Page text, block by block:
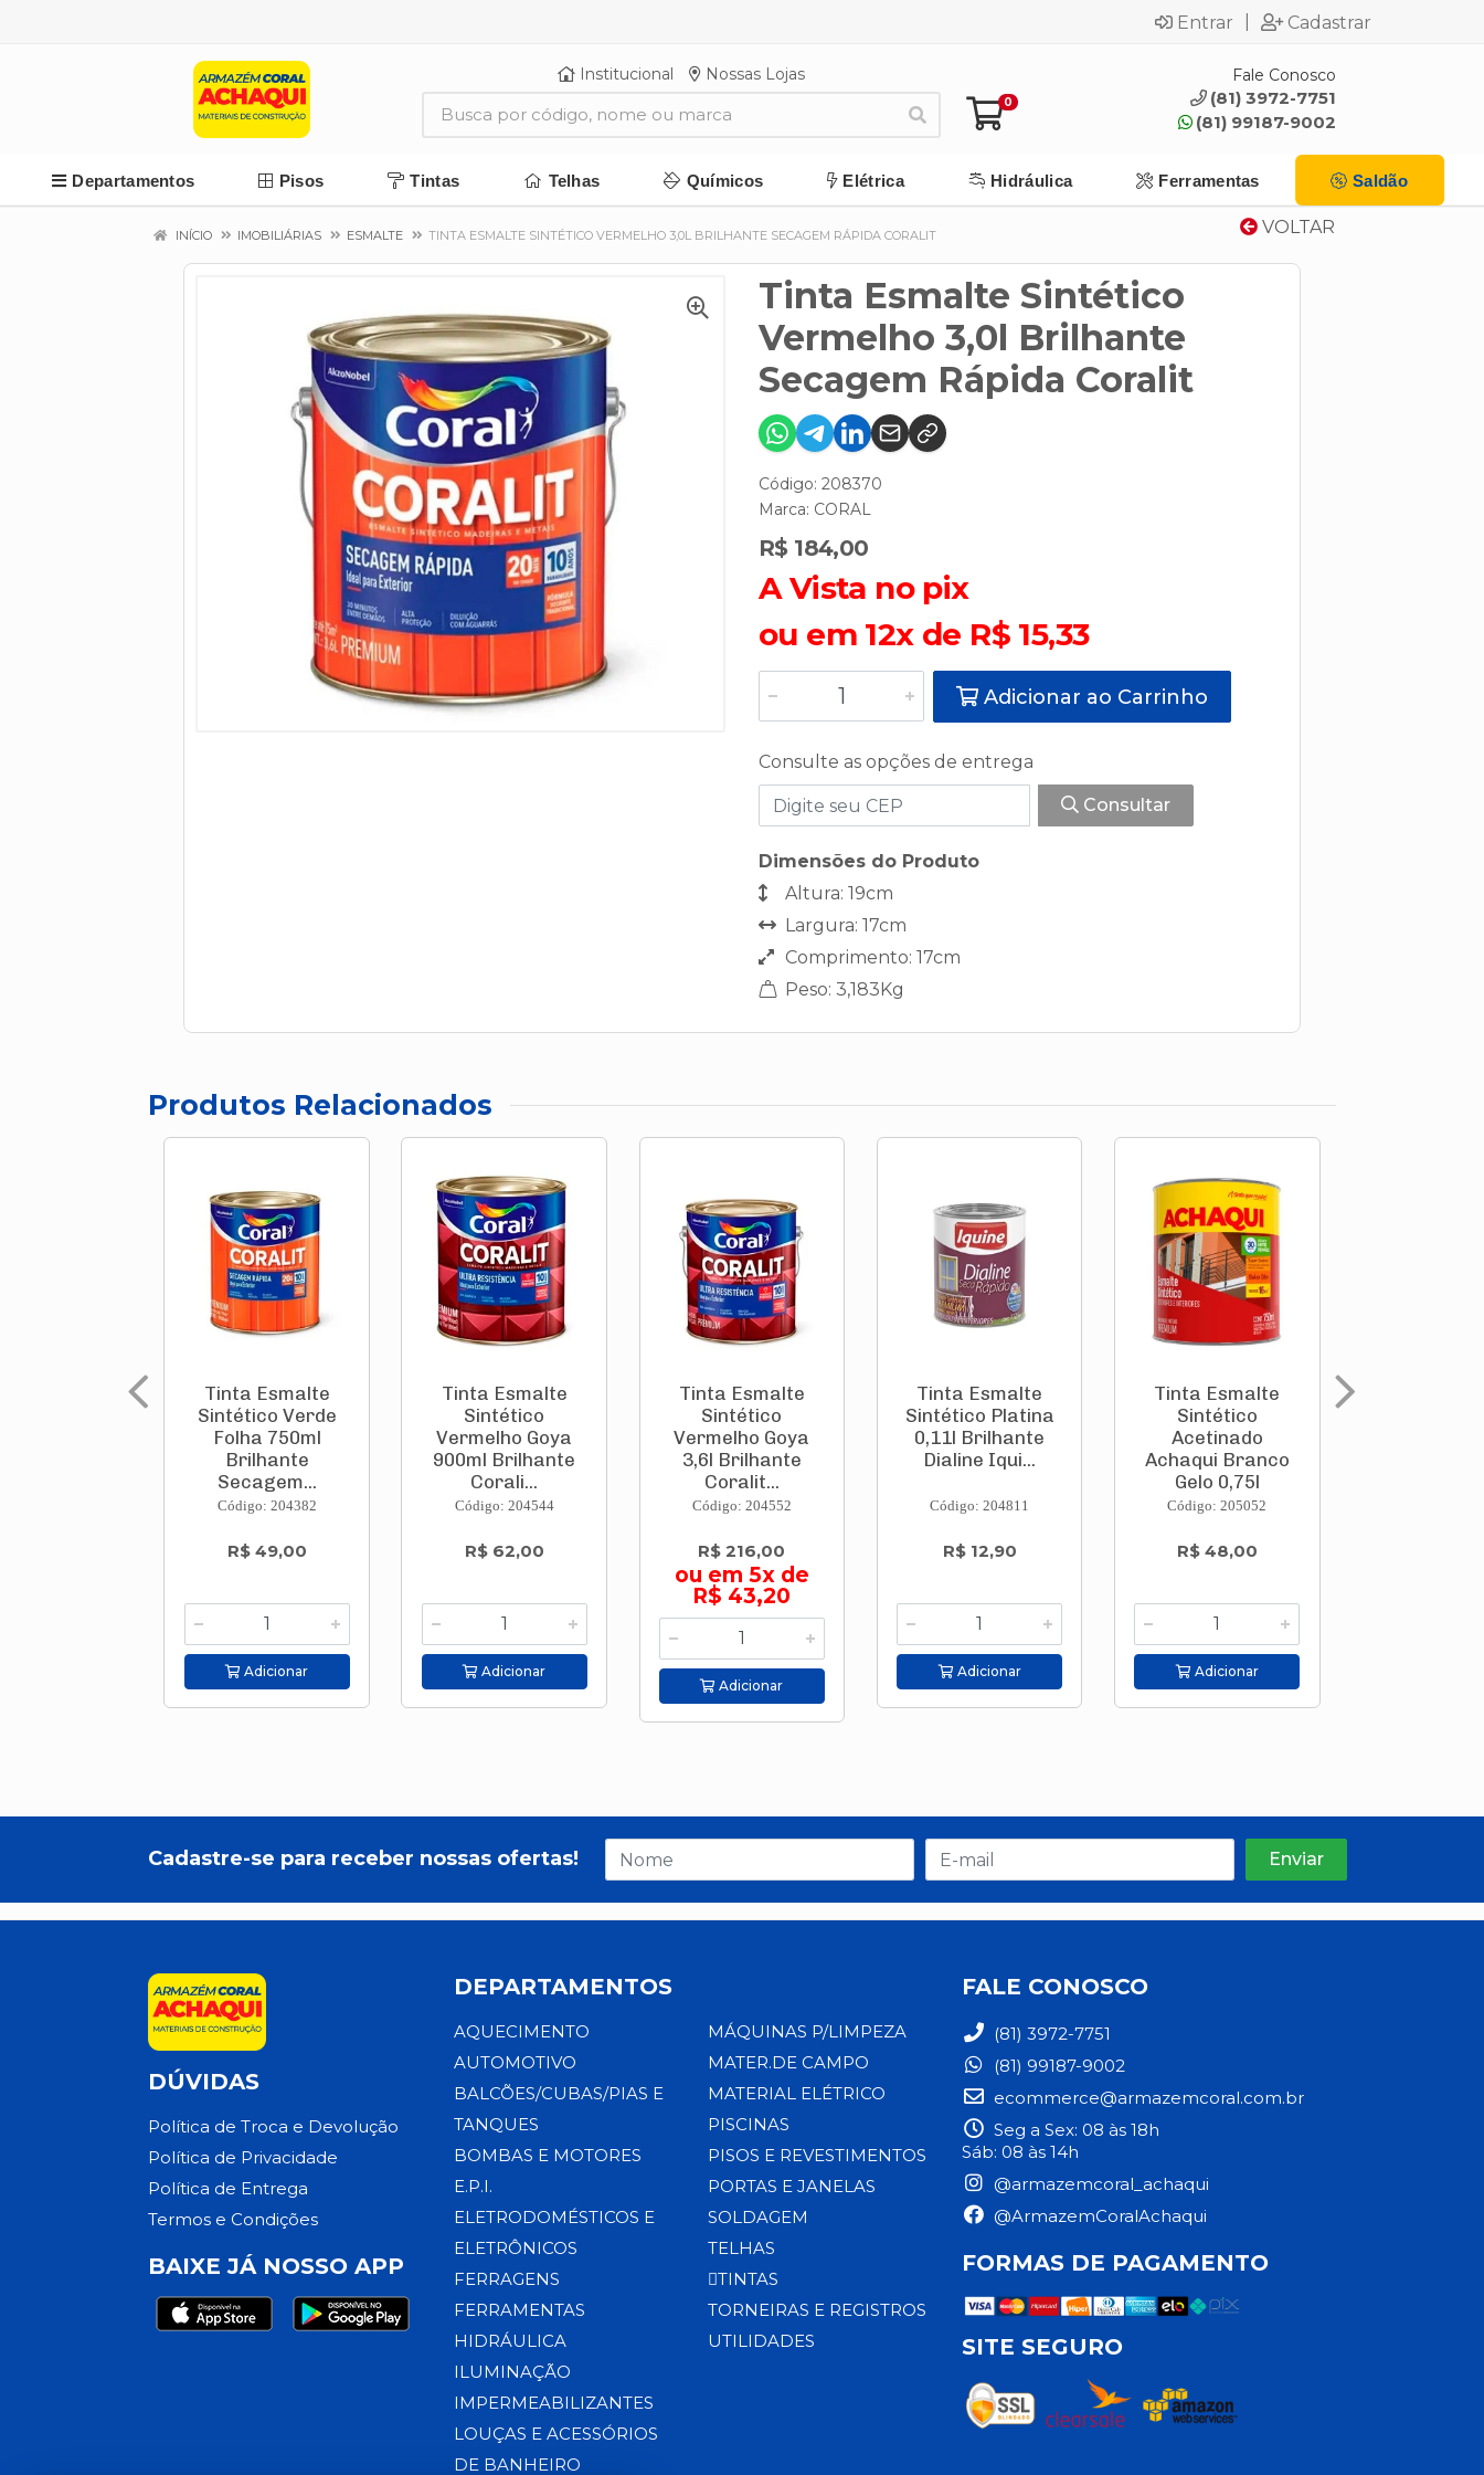
Entrar Cadastrar
Institucional Nossas Lojas
0
Fale Conosco
(81) 3972-7751
(81) 99187-9002
Departamentos Pisos Tintas Telhas Químicos Elétrica Hidráulica Ferramentas Saldão
VOLTAR
INÍCIO IMOBILIÁRIAS ESMALTE TINTA ESMALTE SINTÉTICO VERMELHO 3,0L BRILHANTE SECAGEM RÁPIDA CORALIT
Tinta Esmalte Sintético
Vermelho 3,0l Brilhante
Secagem Rápida Coralit
Código: 208370
Marca: CORAL
R$ 184,00
A Vista no pix
ou em 12x de R$ 15,33
Adicionar ao Carrinho
Consulte as opções de entrega
Consultar
Dimensões do Produto
Altura: 19cm
Largura: 17cm
Comprimento: 17cm
Peso: 3,183Kg
Produtos Relacionados
Tinta Esmalte
Sintético Verde
Folha 750ml
Brilhante
Secagem...
Código: 204382
R$ 49,00
Adicionar
Tinta Esmalte
Sintético
Vermelho Goya
900ml Brilhante
Corali...
Código: 204544
R$ 62,00
Adicionar
Tinta Esmalte
Sintético
Vermelho Goya
3,6l Brilhante
Coralit...
Código: 204552
R$ 216,00
ou em 5x de
R$ 43,20
Adicionar
Tinta Esmalte
Sintético Platina
0,11l Brilhante
Dialine Iqui...
Código: 204811
R$ 12,90
Adicionar
Tinta Esmalte
Sintético
Acetinado
Achaqui Branco
Gelo 0,75l
Código: 205052
R$ 48,00
Adicionar
Cadastre-se para receber nossas ofertas!
DÚVIDAS
Política de Troca e Devolução
Política de Privacidade
Política de Entrega
Termos e Condições
BAIXE JÁ NOSSO APP
DEPARTAMENTOS
AQUECIMENTO
AUTOMOTIVO
BALCÕES/CUBAS/PIAS E
TANQUES
BOMBAS E MOTORES
E.P.I.
ELETRODOMÉSTICOS E
ELETRÔNICOS
FERRAGENS
FERRAMENTAS
HIDRÁULICA
ILUMINAÇÃO
IMPERMEABILIZANTES
LOUÇAS E ACESSÓRIOS
DE BANHEIRO
MÁQUINAS P/LIMPEZA
MATER.DE CAMPO
MATERIAL ELÉTRICO
PISCINAS
PISOS E REVESTIMENTOS
PORTAS E JANELAS
SOLDAGEM
TELHAS
TINTAS
TORNEIRAS E REGISTROS
UTILIDADES
FALE CONOSCO
(81) 3972-7751
(81) 99187-9002
ecommerce@armazemcoral.com.br
Seg a Sex: 08 às 18h
Sáb: 08 às 14h
@armazemcoral_achaqui
@ArmazemCoralAchaqui
FORMAS DE PAGAMENTO
SITE SEGURO